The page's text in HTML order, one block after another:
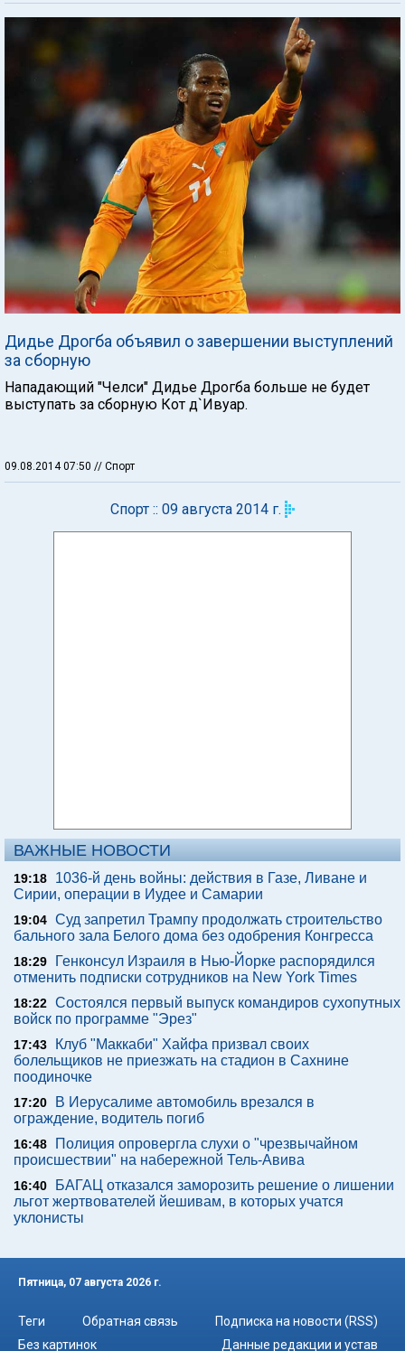
Дидье Дрогба объявил о завершении выступлений
за сборную
Нападающий "Челси" Дидье Дрогба больше не будет
выступать за сборную Кот д`Ивуар.
09.08.2014 07:50 // Спорт
Спорт :: 09 августа 2014 г.
ВАЖНЫЕ НОВОСТИ
19:18
1036-й день войны: действия в Газе, Ливане и
Сирии, операции в Иудее и Самарии
19:04 Суд запретил Трампу продолжать строительство
бального зала Белого дома без одобрения Конгресса
18:29
Генконсул Израиля в Нью-Йорке распорядился
отменить подписки сотрудников на New York Times
18:22 Состоялся первый выпуск командиров сухопутных
войск по программе "Эрез"
17:43
Клуб "Маккаби" Хайфа призвал своих
болельщиков не приезжать на стадион в Сахнине
поодиночке
17:20
В Иерусалиме автомобиль врезался в
ограждение, водитель погиб
16:48
Полиция опровергла слухи о "чрезвычайном
происшествии" на набережной Тель-Авива
16:40
БАГАЦ отказался заморозить решение о лишении
льгот жертвователей йешивам, в которых учатся
уклонисты
Пятница, 07 августа 2026 г.
Теги Обратная связь
Подписка на новости (RSS)
Без картинок
Данные редакции и устав